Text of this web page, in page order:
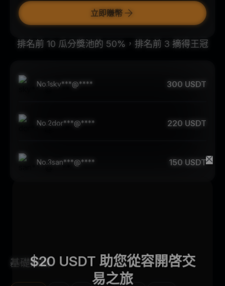
排名前 10 瓜分獎池的 50%，排名前 3 摘得王冠
No.1sky***@**** 300 USDT
No.2dor***@**** 220 USDT
No.3san***@**** 150 USDT
立即賺幣
基礎知識
$20 USDT 助您從容開啓交
易之旅